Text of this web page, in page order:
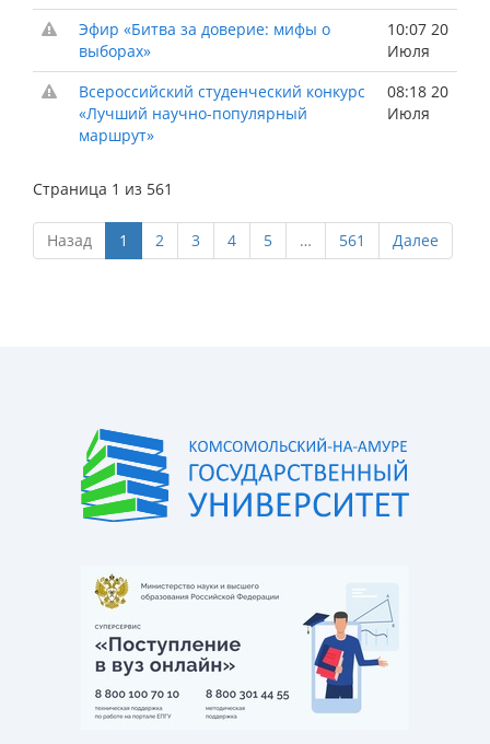
Эфир «Битва за доверие: мифы о
выборах»
10:07 20
Июля
Всероссийский студенческий конкурс
«Лучший научно-популярный
маршрут»
08:18 20
Июля
Страница 1 из 561
Назад 1 2 3 4 5 … 561 Далее